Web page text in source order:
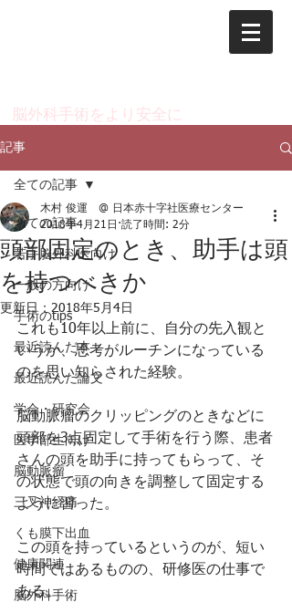
​脳外科手術をより安全に
記事
全ての記事
若手脳外科医向け
一般の方向け
手術のtips
最近読んだ本
最近読んだ論文
学会・研究会
医学部生向け
脳動脈瘤
三叉神経痛
くも膜下出血
健康関連
脳外科手術
全ての記事
頭部固定のとき、助手は頭
を持つべきか
木村 俊運 @ 日本赤十字社医療センター
2018年4月21日 読了時間: 2分
更新日： 2018年5月4日
これも10年以上前に、自分の先入観と
いうか、思考がルーチンになっている
のを思い知らされた経験。
脳動脈瘤のクリッピングのときなどに
頭部を3点固定して手術を行う際、患者
さんの頭を助手に持ってもらって、そ
の状態で頭の向きを調整して固定する
ように習った。
この頭を持っているというのが、短い
時間ではあるものの、研修医の仕事で
ある。